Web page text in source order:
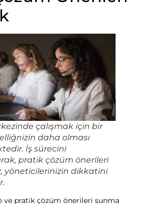
çalışmak için bir
daha olması
İş sürecini
pratik çözüm önerileri
yöneticilerinizin dikkatini
ve pratik çözüm önerileri sunma